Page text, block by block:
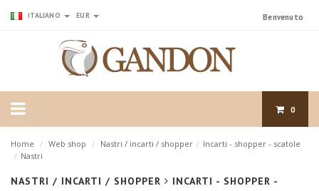
ITALIANO EUR Benvenuto
0
Home / Web shop / Nastri / incarti / shopper / Incarti - shopper - scatole
/ Nastri
NASTRI / INCARTI / SHOPPER
INCARTI - SHOPPER -